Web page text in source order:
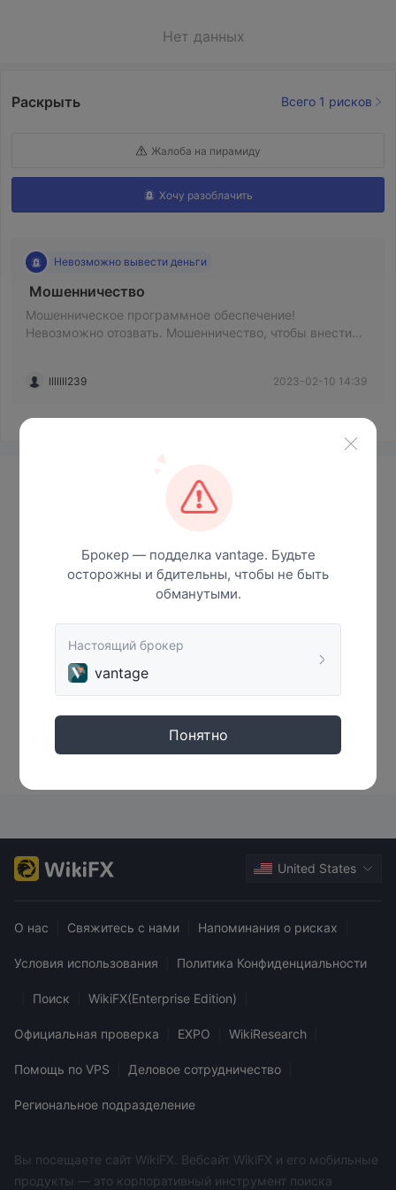
Нет данных
Раскрыть Всего 1 рисков
Жалоба на пирамиду
Хочу разоблачить
Невозможно вывести деньги
Мошенническое программное обеспечение!
Невозможно отозвать. Мошенничество, чтобы внести
lllllll239 2023-02-10 14:39
Нет данных
Брокер — подделка vantage. Будьте
осторожны и бдительны, чтобы не быть
обманутыми.
Настоящий брокер
vantage
Понятно
United States
О нас Свяжитесь с нами Напоминания о рисках
Условия использования Политика Конфиденциальности
Поиск WikiFX(Enterprise Edition)
Официальная проверка EXPO WikiResearch
Помощь по VPS Деловое сотрудничество
Региональное подразделение
Вы посещаете сайт WikiFX. Вебсайт WikiFX и его мобильные
продукты — это корпоративный инструмент поиска